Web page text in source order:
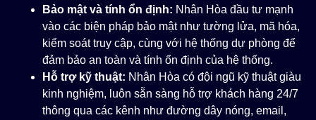
Bảo mật và tính ổn định: Nhân Hòa đầu tư mạnh
vào các biện pháp bảo mật như tường lửa, mã hóa,
kiểm soát truy cập, cùng với hệ thống dự phòng để
đảm bảo an toàn và tính ổn định của hệ thống.
Hỗ trợ kỹ thuật: Nhân Hòa có đội ngũ kỹ thuật giàu
kinh nghiệm, luôn sẵn sàng hỗ trợ khách hàng 24/7
thông qua các kênh như đường dây nóng, email,